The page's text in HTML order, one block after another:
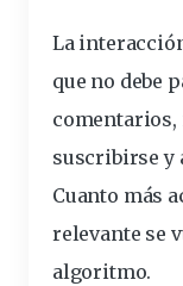
La
que no debe
comentarios,
suscribirse y
Cuanto más
relevante se
algoritmo.